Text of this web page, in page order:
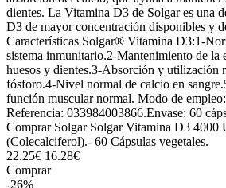
dientes. La Vitamina D3 de Solgar es una
D3 de mayor concentración disponibles y
Características Solgar® Vitamina D3:1-
sistema inmunitario.2-Mantenimiento de la
huesos y dientes.3-Absorción y utilización
fósforo.4-Nivel normal de calcio en
función muscular normal. Modo de
Referencia: 033984003866.Envase: 60
Comprar Solgar Solgar Vitamina D3 4000
(Colecalciferol).- 60 Cápsulas vegetales.
22.25€ 16.28€
Comprar
-26%